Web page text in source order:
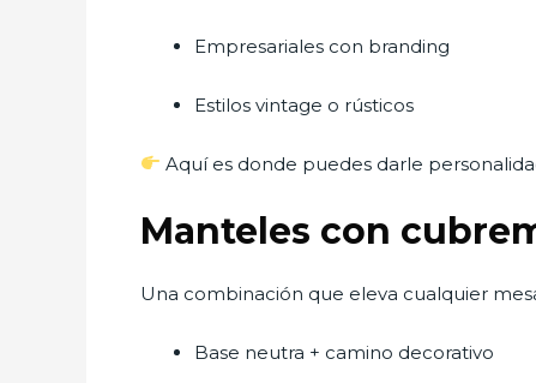
Empresariales con branding
Estilos vintage o rústicos
Aquí es donde puedes darle
Manteles con
Una combinación que eleva cualquier
Base neutra + camino decorativo